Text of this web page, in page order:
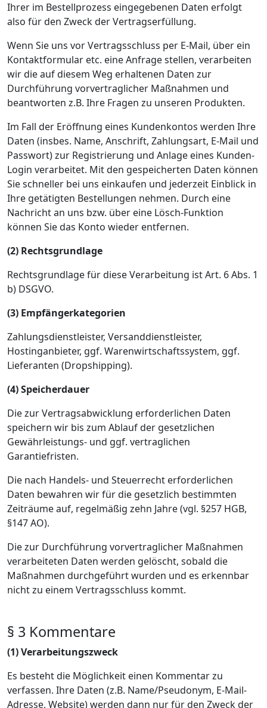
Ihrer im Bestellprozess eingegebenen Daten erfolgt
also für den Zweck der Vertragserfüllung.
Wenn Sie uns vor Vertragsschluss per E-Mail, über ein
Kontaktformular etc. eine Anfrage stellen, verarbeiten
wir die auf diesem Weg erhaltenen Daten zur
Durchführung vorvertraglicher Maßnahmen und
beantworten z.B. Ihre Fragen zu unseren Produkten.
Im Fall der Eröffnung eines Kundenkontos werden Ihre
Daten (insbes. Name, Anschrift, Zahlungsart, E-Mail und
Passwort) zur Registrierung und Anlage eines Kunden-
Login verarbeitet. Mit den gespeicherten Daten können
Sie schneller bei uns einkaufen und jederzeit Einblick in
Ihre getätigten Bestellungen nehmen. Durch eine
Nachricht an uns bzw. über eine Lösch-Funktion
können Sie das Konto wieder entfernen.
(2) Rechtsgrundlage
Rechtsgrundlage für diese Verarbeitung ist Art. 6 Abs. 1
b) DSGVO.
(3) Empfängerkategorien
Zahlungsdienstleister, Versanddienstleister,
Hostinganbieter, ggf. Warenwirtschaftssystem, ggf.
Lieferanten (Dropshipping).
(4) Speicherdauer
Die zur Vertragsabwicklung erforderlichen Daten
speichern wir bis zum Ablauf der gesetzlichen
Gewährleistungs- und ggf. vertraglichen
Garantiefristen.
Die nach Handels- und Steuerrecht erforderlichen
Daten bewahren wir für die gesetzlich bestimmten
Zeiträume auf, regelmäßig zehn Jahre (vgl. §257 HGB,
§147 AO).
Die zur Durchführung vorvertraglicher Maßnahmen
verarbeiteten Daten werden gelöscht, sobald die
Maßnahmen durchgeführt wurden und es erkennbar
nicht zu einem Vertragsschluss kommt.
§ 3 Kommentare
(1) Verarbeitungszweck
Es besteht die Möglichkeit einen Kommentar zu
verfassen. Ihre Daten (z.B. Name/Pseudonym, E-Mail-
Adresse, Website) werden dann nur für den Zweck der